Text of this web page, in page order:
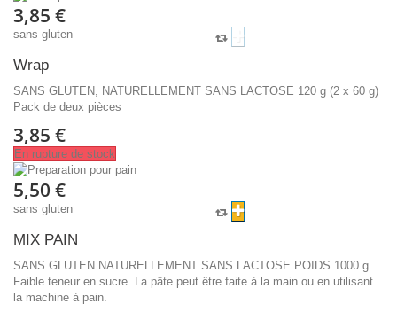
3,85 €
sans gluten
Wrap
SANS GLUTEN, NATURELLEMENT SANS LACTOSE 120 g (2 x 60 g)
Pack de deux pièces
3,85 €
En rupture de stock
5,50 €
sans gluten
MIX PAIN
SANS GLUTEN NATURELLEMENT SANS LACTOSE POIDS 1000 g
Faible teneur en sucre. La pâte peut être faite à la main ou en utilisant
la machine à pain.